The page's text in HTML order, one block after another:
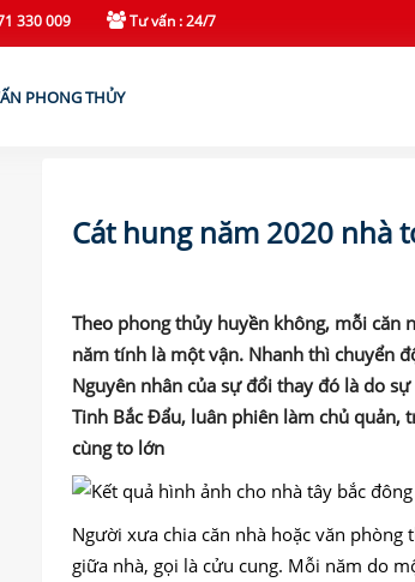
330 009(current)Tư vấn : 24/7
PHONG THỦY
Cát hung năm 2020 nhà
Theo phong thủy huyền không, mỗi căn
năm tính là một vận. Nhanh thì chuyển
Nguyên nhân của sự đổi thay đó là do
Tinh Bắc Đẩu, luân phiên làm chủ quản,
cùng to lớn
Người xưa chia căn nhà hoặc văn
giữa nhà, gọi là cửu cung. Mỗi năm do